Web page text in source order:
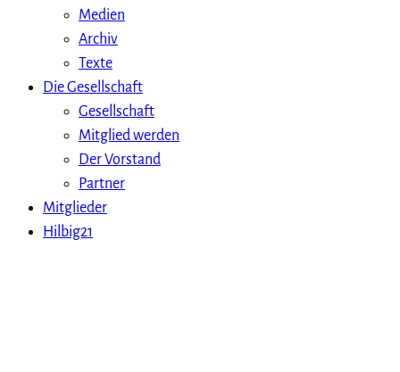
Medien
Archiv
Texte
Die Gesellschaft
Gesellschaft
Mitglied werden
Der Vorstand
Partner
Mitglieder
Hilbig21